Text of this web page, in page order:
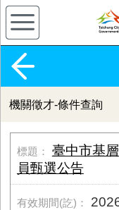
機關徵才-條件查詢
臺中市基
員甄選公告